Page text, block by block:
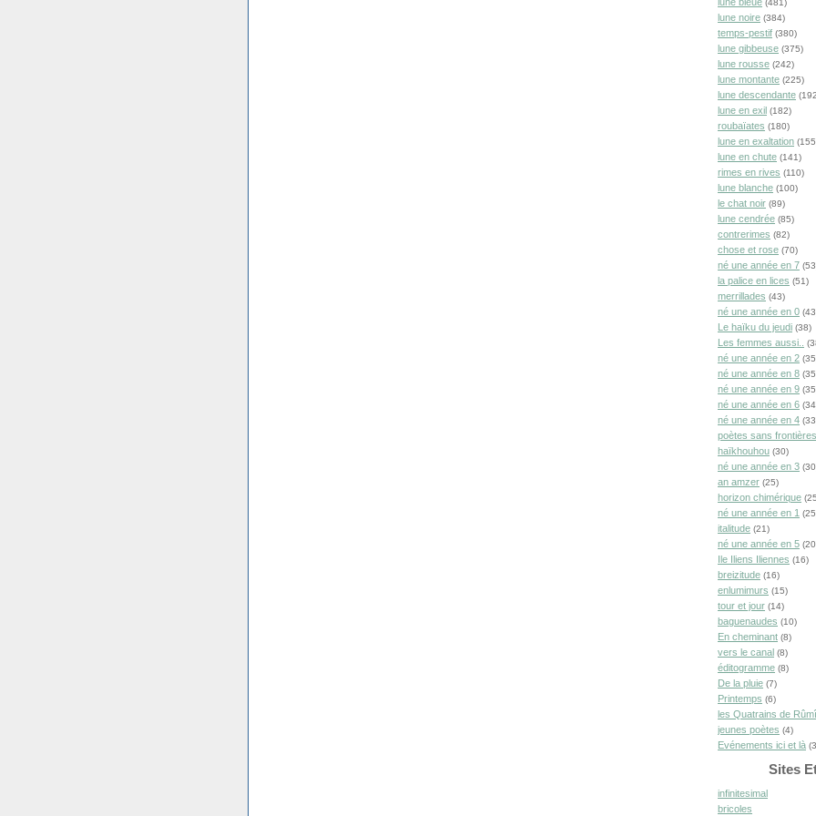
(481)
lune noire (384)
temps-pestif (380)
lune gibbeuse (375)
lune rousse (242)
lune montante (225)
lune descendante
lune en exil (182)
roubaïates (180)
lune en exaltation
lune en chute (141)
rimes en rives (110)
lune blanche (100)
le chat noir (89)
lune cendrée (85)
contrerimes (82)
chose et rose (70)
né une année en 7
la palice en lices (51)
merrillades (43)
né une année en 0
Le haïku du jeudi (38)
Les femmes aussi..
né une année en 2
né une année en 8
né une année en 9
né une année en 6
né une année en 4
poètes sans frontières
haïkhouhou (30)
né une année en 3
an amzer (25)
horizon chimérique
né une année en 1
italitude (21)
né une année en 5
Ile Iliens Iliennes (16)
breizitude (16)
enlumimurs (15)
tour et jour (14)
baguenaudes (10)
En cheminant (8)
vers le canal (8)
éditogramme (8)
De la pluie (7)
Printemps (6)
les Quatrains de Rûmî
jeunes poètes (4)
Evénements ici et là
Sites
infinitesimal
bricoles